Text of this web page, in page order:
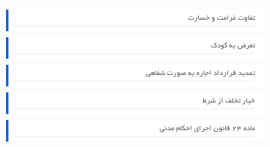
تفاوت غرامت و خسارت
تعرض به کودک
تمدید قرارداد اجاره به صورت شفاهی
خیار تخلف از شرط
ماده ۲۴ قانون اجرای احکام مدنی